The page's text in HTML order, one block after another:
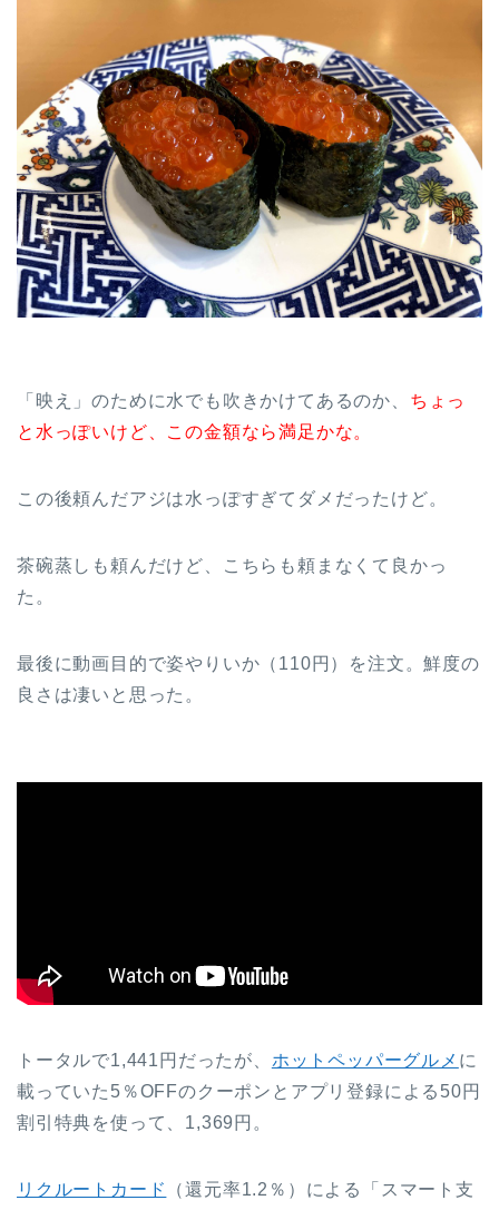
「映え」のために水でも吹きかけてあるのか、 ちょっ
と水っぽいけど、この金額なら満足かな。
この後頼んだアジは水っぽすぎてダメだったけど。
茶碗蒸しも頼んだけど、こちらも頼まなくて良かっ
た。
最後に動画目的で姿やりいか（110円）を注文。鮮度の
良さは凄いと思った。
トータルで1,441円だったが、 ホットペッパーグルメ に
載っていた5％OFFのクーポンとアプリ登録による50円
割引特典を使って、1,369円。
リクルートカード
（還元率1.2％）による「スマート支